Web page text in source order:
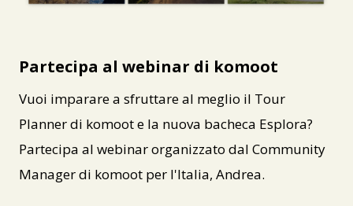
Partecipa al webinar di komoot
Vuoi imparare a sfruttare al meglio il Tour
Planner di komoot e la nuova bacheca Esplora?
Partecipa al webinar organizzato dal Community
Manager di komoot per l'Italia, Andrea.